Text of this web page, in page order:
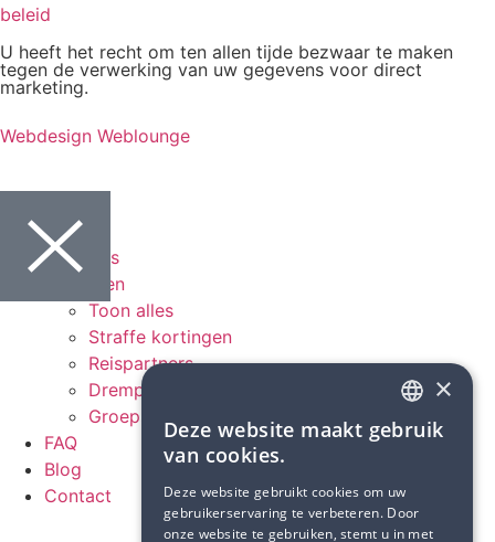
beleid
U heeft het recht om ten allen tijde bezwaar te maken
tegen de verwerking van uw gegevens voor direct
marketing.
Webdesign Weblounge
Home
Over ons
Kortingen
Toon alles
Straffe kortingen
Reispartners
Drempelverlagende vakanties
Groepsreizen
FAQ
Blog
Contact
DUTCH
×
Deze website maakt gebruik
van cookies.
Deze website gebruikt cookies om uw
gebruikerservaring te verbeteren. Door
onze website te gebruiken, stemt u in met